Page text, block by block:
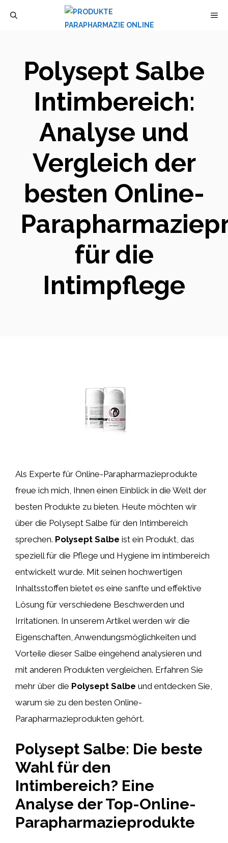
Polysept Salbe
Intimbereich:
Analyse und
Vergleich der
besten Online-
für die
Intimpflege
Als Experte für Online-Parapharmazieprodukte
freue ich mich, Ihnen einen Einblick in die Welt der
besten Produkte zu bieten. Heute möchten wir
über die Polysept Salbe für den Intimbereich
sprechen. Polysept Salbe ist ein Produkt, das
speziell für die Pflege und Hygiene im intimbereich
entwickelt wurde. Mit seinen hochwertigen
Inhaltsstoffen bietet es eine sanfte und effektive
Lösung für verschiedene Beschwerden und
Irritationen. In unserem Artikel werden wir die
Eigenschaften, Anwendungsmöglichkeiten und
Vorteile dieser Salbe eingehend analysieren und
mit anderen Produkten vergleichen. Erfahren Sie
mehr über die Polysept Salbe und entdecken Sie,
warum sie zu den besten Online-
Parapharmazieprodukten gehört.
Polysept Salbe: Die beste
Wahl für den
Intimbereich? Eine
Analyse der Top-Online-
Parapharmazieprodukte